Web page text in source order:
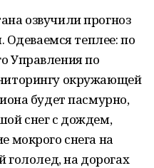
озвучили прогноз
Одеваемся теплее: по
Управления по
окружающей
будет пасмурно,
снег с дождем,
мокрого снега на
гололед, на дорогах